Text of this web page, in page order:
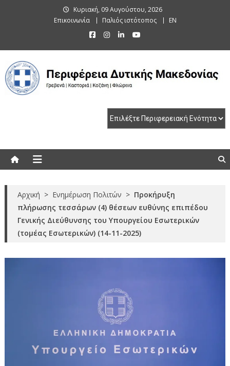
Κυριακή, 09 Αυγούστου, 2026
Επικοινωνία
Παλιός ιστότοπος EN
Αρχική > Ενημέρωση Πολιτών > Προκήρυξη
πλήρωσης τεσσάρων (4) θέσεων ευθύνης επιπέδου
Γενικής Διεύθυνσης του Υπουργείου Εσωτερικών
(τομέας Εσωτερικών) (14-11-2025)